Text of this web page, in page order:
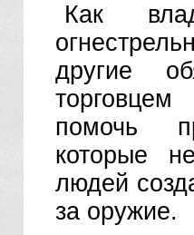
Как
другие
помочь
которые
людей
за оружие.